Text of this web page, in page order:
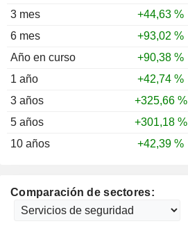
3 mes
+44,63 %
6 mes
+93,02 %
Año en curso
+90,38 %
1 año
+42,74 %
3 años
+325,66 %
5 años
+301,18 %
10 años
+42,39 %
Comparación de sectores: